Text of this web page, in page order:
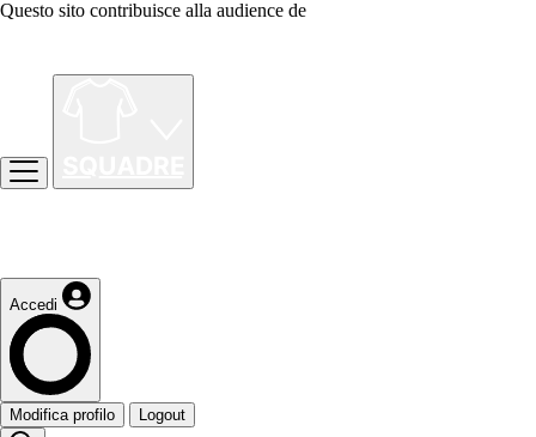
Questo sito contribuisce alla audience de
Accedi
Modifica profilo Logout